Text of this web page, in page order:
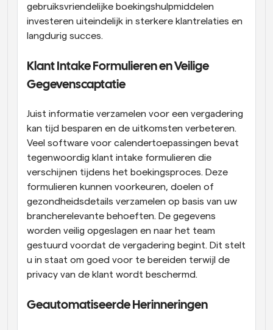
gebruiksvriendelijke boekingshulpmiddelen
investeren uiteindelijk in sterkere klantrelaties en
langdurig succes.
Klant Intake Formulieren en Veilige
Gegevenscaptatie
Juist informatie verzamelen voor een vergadering
kan tijd besparen en de uitkomsten verbeteren.
Veel software voor calendertoepassingen bevat
tegenwoordig klant intake formulieren die
verschijnen tijdens het boekingsproces. Deze
formulieren kunnen voorkeuren, doelen of
gezondheidsdetails verzamelen op basis van uw
brancherelevante behoeften. De gegevens
worden veilig opgeslagen en naar het team
gestuurd voordat de vergadering begint. Dit stelt
u in staat om goed voor te bereiden terwijl de
privacy van de klant wordt beschermd.
Geautomatiseerde Herinneringen